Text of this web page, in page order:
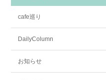
cafe巡り
DailyColumn
お知らせ